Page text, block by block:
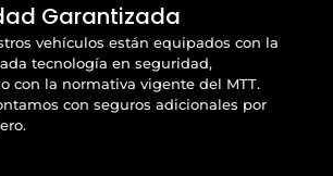
Garantizada
vehículos están equipados con la
tecnología en seguridad,
con la normativa vigente del MTT.
con seguros adicionales por